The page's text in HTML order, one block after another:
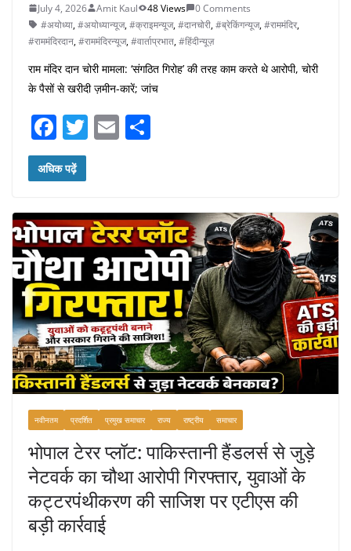
July 4, 2026 Amit Kaul 48 Views
0 Comments
#अयोध्या,#अयोध्यान्यूज,#क्राइमन्यूज,#दानचोरी,#ब्रेकिंगन्यूज,#राममंदिर,
#राममंदिरदान,#राममंदिरन्यूज,#वार्ताप्रभात,#हिंदीन्यूज़
राम मंदिर दान चोरी मामला: ‘संगठित गिरोह’ की तरह काम करते थे आरोपी, चोरी
के पैसों से खरीदी ज़मीन-कारें; जांच
F
a
c
b
o
o
k
T E
अधिक पढ़ें
नवीनतम प्रदर्शित प्रमुख समाचार राज्य राष्ट्रीय समाचार
भोपाल टेरर प्लॉट: पाकिस्तानी हैंडलर्स से जुड़े
नेटवर्क का चौथा आरोपी गिरफ्तार, युवाओं के
कट्टरपंथीकरण की साजिश पर एटीएस की
बड़ी कार्रवाई